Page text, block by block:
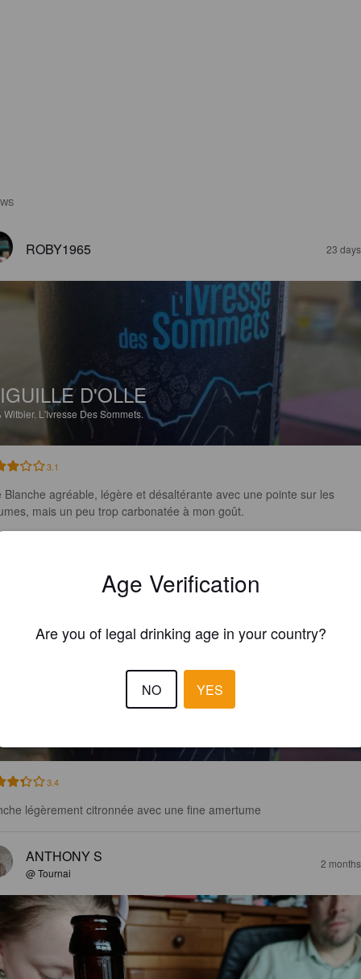
ROBY1965 23
D'OLLE
Witbier. L'Ivresse Des Sommets.
3.1
Blanche agréable, légère et désaltérante avec une pointe sur les
mais un peu trop carbonatée à mon goût.
D'OLLE
3.4
légèrement citronnée avec une fine amertume
ANTHONY S
@ Tournai
2
Age Verification
Are you of legal drinking age in your country?
NO YES